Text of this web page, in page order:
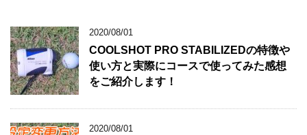
2020/08/01
COOLSHOT PRO STABILIZEDの特徴や
使い方と実際にコースで使ってみた感想
をご紹介します！
2020/08/01